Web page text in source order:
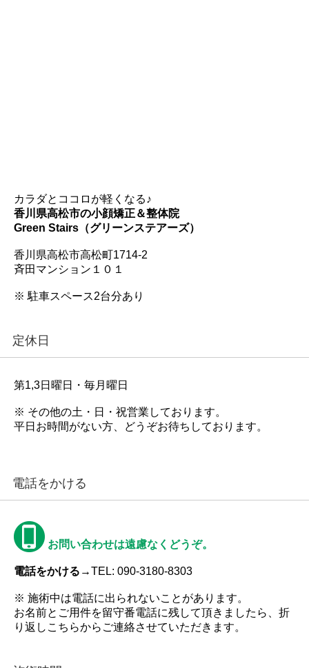
カラダとココロが軽くなる♪
香川県高松市の小顔矯正＆整体院
Green Stairs（グリーンステアーズ）
香川県高松市高松町1714-2
斉田マンション１０１
※ 駐車スペース2台分あり
定休日
第1,3日曜日・毎月曜日
※ その他の土・日・祝営業しております。
平日お時間がない方、どうぞお待ちしております。
電話をかける
お問い合わせは遠慮なくどうぞ。
電話をかける→TEL: 090-3180-8303
※ 施術中は電話に出られないことがあります。
お名前とご用件を留守番電話に残して頂きましたら、折
り返しこちらからご連絡させていただきます。